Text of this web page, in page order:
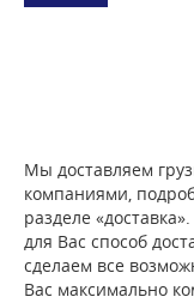
Мы доставляем
компаниями,
разделе
для Вас способ
сделаем все
Вас максимально